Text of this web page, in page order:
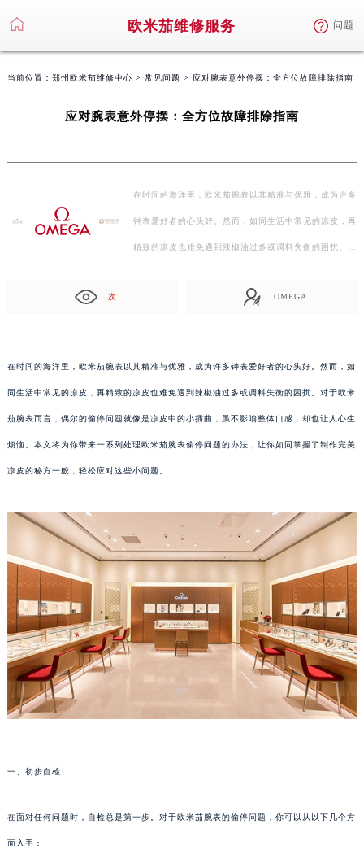
欧米茄维修服务 问题
当前位置： 郑州欧米茄维修中心 > 常见问题 > 应对腕表意外停摆：全方位故障排除指南
应对腕表意外停摆：全方位故障排除指南
在时间的海洋里，欧米茄腕表以其精准与优雅，成为许多
钟表爱好者的心头好。然而，如同生活中常见的凉皮，再
精致的凉皮也难免遇到辣椒油过多或调料失衡的困扰。
次 OMEGA
在时间的海洋里，欧米茄腕表以其精准与优雅，成为许多钟表爱好者的心头好。然而，如
同生活中常见的凉皮，再精致的凉皮也难免遇到辣椒油过多或调料失衡的困扰。对于欧米
茄腕表而言，偶尔的偷停问题就像是凉皮中的小插曲，虽不影响整体口感，却也让人心生
烦恼。本文将为你带来一系列处理欧米茄腕表偷停问题的办法，让你如同掌握了制作完美
凉皮的秘方一般，轻松应对这些小问题。
一、初步自检
在面对任何问题时，自检总是第一步。对于欧米茄腕表的偷停问题，你可以从以下几个方
面入手：